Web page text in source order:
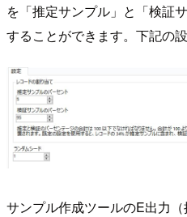
を「推定サンプル」と「検証
することができます。下記の設
サンプル作成ツールのE出力